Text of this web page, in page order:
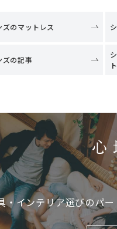
ズのマットレス
ズの記事
・インテリア選びのパ